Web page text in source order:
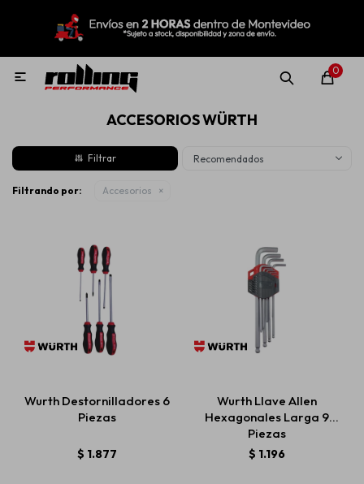
0

ACCESORIOS WÜRTH
Recomendados
Filtrando por: Accesorios
Wurth Destornilladores 6
Piezas
$ 1.877
Wurth Llave Allen
Hexagonales Larga 9
Piezas
$ 1.196
MI CUENTA
Nuevo! Rolling Repuestos
Llantas
Lubricantes
Estética automotriz